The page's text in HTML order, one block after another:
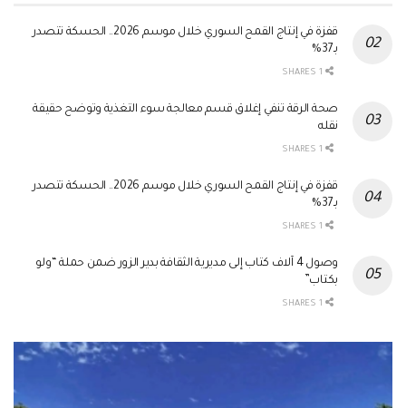
قفزة في إنتاج القمح السوري خلال موسم 2026.. الحسكة تتصدر
بـ37%
صحة الرقة تنفي إغلاق قسم معالجة سوء التغذية وتوضح حقيقة
نقله
قفزة في إنتاج القمح السوري خلال موسم 2026.. الحسكة تتصدر
بـ37%
وصول 4 آلاف كتاب إلى مديرية الثقافة بدير الزور ضمن حملة “ولو
بكتاب”